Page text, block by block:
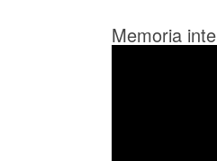
Memoria